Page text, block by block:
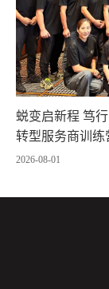
蜕变启新程 笃
转型服务商训练
2026-08-01